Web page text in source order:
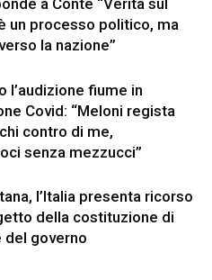
a Conte “Verità sul
un processo politico, ma
la nazione”
l’audizione fiume in
Covid: “Meloni regista
contro di me,
senza mezzucci”
l’Italia presenta ricorso
della costituzione di
del governo